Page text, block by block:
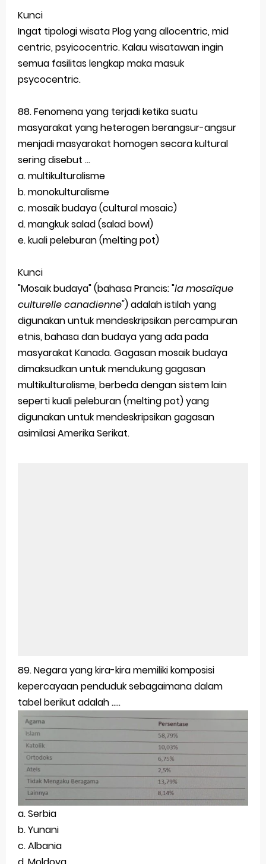
Kunci
Ingat tipologi wisata Plog yang allocentric, mid
centric, psyicocentric. Kalau wisatawan ingin
semua fasilitas lengkap maka masuk
psycocentric.
88. Fenomena yang terjadi ketika suatu
masyarakat yang heterogen berangsur-angsur
menjadi masyarakat homogen secara kultural
sering disebut ...
a. multikulturalisme
b. monokulturalisme
c. mosaik budaya (cultural mosaic)
d. mangkuk salad (salad bowl)
e. kuali peleburan (melting pot)
Kunci
"Mosaik budaya" (bahasa Prancis: "la mosaïque
culturelle canadienne") adalah istilah yang
digunakan untuk mendeskripsikan percampuran
etnis, bahasa dan budaya yang ada pada
masyarakat Kanada. Gagasan mosaik budaya
dimaksudkan untuk mendukung gagasan
multikulturalisme, berbeda dengan sistem lain
seperti kuali peleburan (melting pot) yang
digunakan untuk mendeskripsikan gagasan
asimilasi Amerika Serikat.
89. Negara yang kira-kira memiliki komposisi
kepercayaan penduduk sebagaimana dalam
tabel berikut adalah .....
a. Serbia
b. Yunani
c. Albania